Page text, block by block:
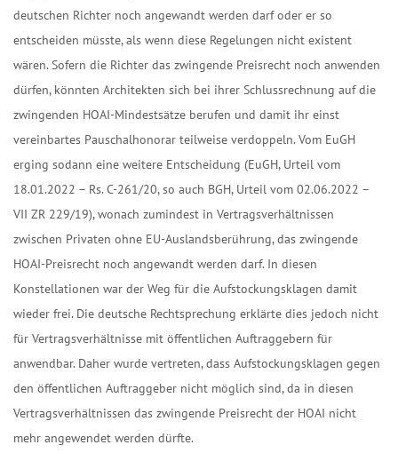
deutschen Richter noch angewandt werden darf oder er so
entscheiden müsste, als wenn diese Regelungen nicht existent
wären. Sofern die Richter das zwingende Preisrecht noch anwenden
dürfen, könnten Architekten sich bei ihrer Schlussrechnung auf die
zwingenden HOAI-Mindestsätze berufen und damit ihr einst
vereinbartes Pauschalhonorar teilweise verdoppeln. Vom EuGH
erging sodann eine weitere Entscheidung (EuGH, Urteil vom
18.01.2022 – Rs. C-261/20, so auch BGH, Urteil vom 02.06.2022 –
VII ZR 229/19), wonach zumindest in Vertragsverhältnissen
zwischen Privaten ohne EU-Auslandsberührung, das zwingende
HOAI-Preisrecht noch angewandt werden darf. In diesen
Konstellationen war der Weg für die Aufstockungsklagen damit
wieder frei. Die deutsche Rechtsprechung erklärte dies jedoch nicht
für Vertragsverhältnisse mit öffentlichen Auftraggebern für
anwendbar. Daher wurde vertreten, dass Aufstockungsklagen gegen
den öffentlichen Auftraggeber nicht möglich sind, da in diesen
Vertragsverhältnissen das zwingende Preisrecht der HOAI nicht
mehr angewendet werden dürfte.